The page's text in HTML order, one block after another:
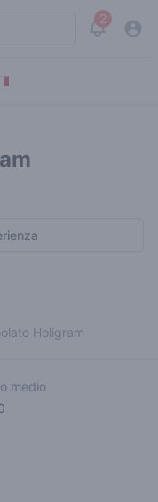
2
View
Holigram
medio